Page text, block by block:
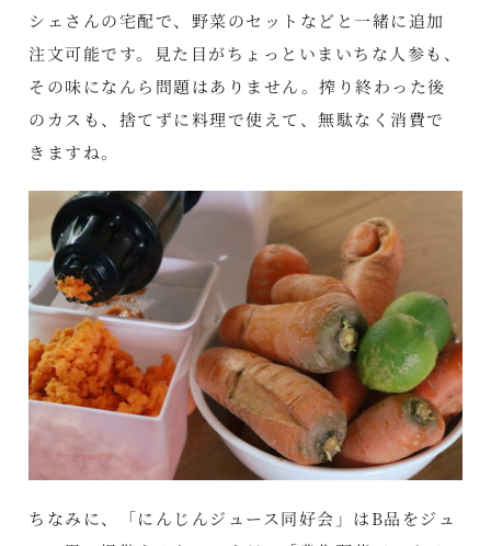
シェさんの宅配で、野菜のセットなどと一緒に追加
注文可能です。見た目がちょっといまいちな人参も、
その味になんら問題はありません。搾り終わった後
のカスも、捨てずに料理で使えて、無駄なく消費で
きますね。
ちなみに、「にんじんジュース同好会」はB品をジュ